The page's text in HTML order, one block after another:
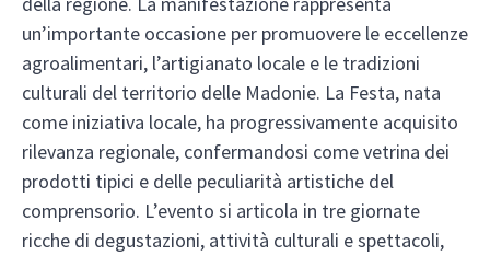
un’importante occasione per promuovere le eccellenze
agroalimentari, l’artigianato locale e le tradizioni
culturali del territorio delle Madonie. La Festa, nata
come iniziativa locale, ha progressivamente acquisito
rilevanza regionale, confermandosi come vetrina dei
prodotti tipici e delle peculiarità artistiche del
comprensorio. L’evento si articola in tre giornate
ricche di degustazioni, attività culturali e spettacoli,